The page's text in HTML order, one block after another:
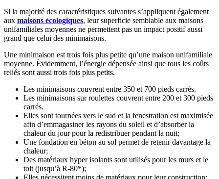
Si la majorité des caractéristiques suivantes s’appliquent également
aux maisons écologiques, leur superficie semblable aux maisons
unifamiliales moyennes ne permettent pas un impact positif aussi
grand que celui des minimaisons.
Une minimaison est trois fois plus petite qu’une maison unifamiliale
moyenne. Évidemment, l’énergie dépensée ainsi que tous les coûts
reliés sont aussi trois fois plus petits.
Les minimaisons couvrent entre 350 et 700 pieds carrés.
Les minimaisons sur roulettes couvrent entre 200 et 300 pieds
carrés.
Elles sont tournées vers le sud et la fenestration est maximisée
afin d’emmagasiner les rayons du soleil et d’absorber la
chaleur du jour pour la redistribuer pendant la nuit;
Une fondation en béton au sol permet de retenir davantage la
chaleur;
Des matériaux hyper isolants sont utilisés pour les murs et le
toit (jusqu’à R-80*);